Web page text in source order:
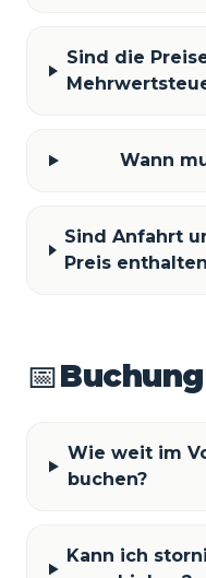
Sind die
Wann
Sind Anfahrt
Preis
📅
Wie weit im
buchen?
Kann ich